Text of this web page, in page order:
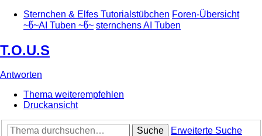
Sternchen & Elfes Tutorialstübchen Foren-Übersicht
~წ~AI Tuben ~წ~ sternchens AI Tuben
T.O.U.S
Antworten
Thema weiterempfehlen
Druckansicht
Suche
Erweiterte Suche